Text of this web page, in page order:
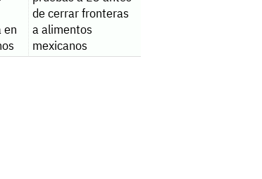
en
de cerrar fronteras
a alimentos
mexicanos